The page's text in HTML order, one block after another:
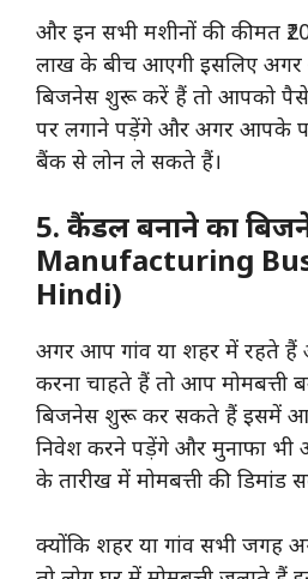
और इन सभी मशीनों की कीमत
लाख के बीच आएगी इसलिए अगर
बिजनेस शुरू करें हैं तो आपको पैसे
पर लगाने पड़ेंगे और अगर आपके
बैंक से लोन ले सकते हैं।
5. कैंडल बनाने का
Manufacturing
Hindi)
अगर आप गांव या शहर में रहते
करना चाहते हैं तो आप मोमबत्ती
बिजनेस शुरू कर सकते हैं इसमें
निवेश करने पड़ेंगे और मुनाफा भी
के तारीख में मोमबत्ती की डिमांड
क्योंकि शहर या गांव सभी जगह